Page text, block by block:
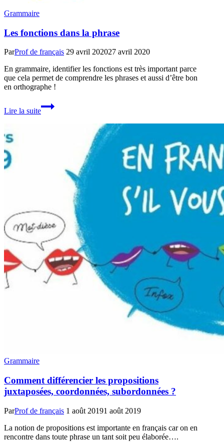
Grammaire
Les fonctions dans la phrase
ParProf de français 29 avril 202027 avril 2020
En grammaire, identifier les fonctions est très important parce
que cela permet de comprendre les phrases et aussi d’être bon
en orthographe !
Lire la suite
Les
fonctions
Grammaire
Comment différencier les propositions
juxtaposées, coordonnées, subordonnées ?
ParProf de français 1 août 20191 août 2019
La notion de propositions est importante en français car on en
rencontre dans toute phrase un tant soit peu élaborée….